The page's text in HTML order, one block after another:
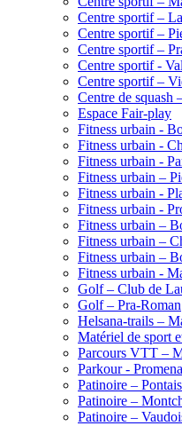
Centre sportif –
Centre sportif –
Centre sportif –
Centre sportif -
Centre sportif –
Centre de squash
Espace Fair-play
Fitness urbain -
Fitness urbain -
Fitness urbain -
Fitness urbain –
Fitness urbain -
Fitness urbain -
Fitness urbain –
Fitness urbain –
Fitness urbain –
Fitness urbain -
Golf – Club de
Golf – Pra-Roman
Helsana-trails –
Matériel de sport
Parcours VTT –
Parkour -
Patinoire –
Patinoire –
Patinoire –